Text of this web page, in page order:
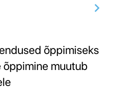
õppimiseks
muutub